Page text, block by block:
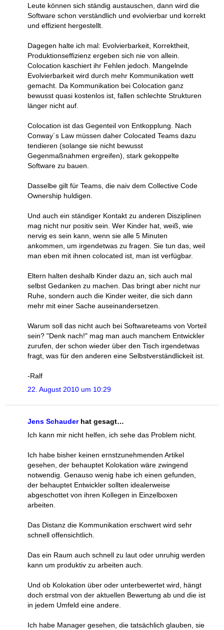
Leute können sich ständig austauschen, dann wird die
Software schon verständlich und evolvierbar und korrekt
und effizient hergestellt.
Dagegen halte ich mal: Evolvierbarkeit, Korrektheit,
Produktionseffizienz ergeben sich nie von allein.
Colocation kaschiert ihr Fehlen jedoch. Mangelnde
Evolvierbarkeit wird durch mehr Kommunikation wett
gemacht. Da Kommunikation bei Colocation ganz
bewusst quasi kostenlos ist, fallen schlechte Strukturen
länger nicht auf.
Colocation ist das Gegenteil von Entkopplung. Nach
Conway´s Law müssen daher Colocated Teams dazu
tendieren (solange sie nicht bewusst
Gegenmaßnahmen ergreifen), stark gekoppelte
Software zu bauen.
Dasselbe gilt für Teams, die naiv dem Collective Code
Ownership huldigen.
Und auch ein ständiger Kontakt zu anderen Disziplinen
mag nicht nur positiv sein. Wer Kinder hat, weiß, wie
nervig es sein kann, wenn sie alle 5 Minuten
ankommen, um irgendetwas zu fragen. Sie tun das, weil
man eben mit ihnen colocated ist, man ist verfügbar.
Eltern halten deshalb Kinder dazu an, sich auch mal
selbst Gedanken zu machen. Das bringt aber nicht nur
Ruhe, sondern auch die Kinder weiter, die sich dann
mehr mit einer Sache auseinandersetzen.
Warum soll das nicht auch bei Softwareteams von Vorteil
sein? "Denk nach!" mag man auch manchem Entwickler
zurufen, der schon wieder über den Tisch irgendetwas
fragt, was für den anderen eine Selbstverständlickeit ist.
-Ralf
22. August 2010 um 10:29
Jens Schauderhat gesagt…
Ich kann mir nicht helfen, ich sehe das Problem nicht.
Ich habe bisher keinen ernstzunehmenden Artikel
gesehen, der behauptet Kolokation wäre zwingend
notwendig. Genauso wenig habe ich einen gefunden,
der behauptet Entwickler sollten idealerweise
abgeschottet von ihren Kollegen in Einzelboxen
arbeiten.
Das Distanz die Kommunikation erschwert wird sehr
schnell offensichtlich.
Das ein Raum auch schnell zu laut oder unruhig werden
kann um produktiv zu arbeiten auch.
Und ob Kolokation über oder unterbewertet wird, hängt
doch erstmal von der aktuellen Bewertung ab und die ist
in jedem Umfeld eine andere.
Ich habe Manager gesehen, die tatsächlich glauben, sie